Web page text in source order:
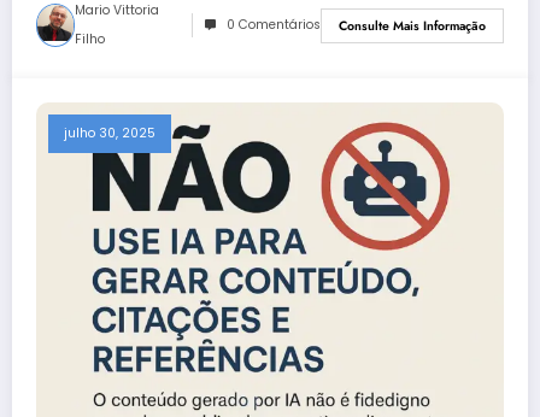
Mario Vittoria
Filho
0 Comentários Consulte Mais Informação
julho 30, 2025